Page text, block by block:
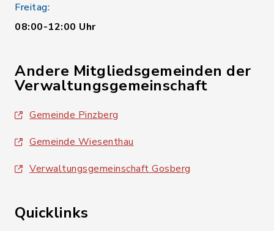
Freitag:
08:00-12:00 Uhr
Andere Mitgliedsgemeinden der
Verwaltungsgemeinschaft
Gemeinde Pinzberg
Gemeinde Wiesenthau
Verwaltungsgemeinschaft Gosberg
Quicklinks